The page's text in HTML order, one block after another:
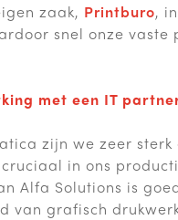
zaak, Printburo,
snel onze vaste
met een IT
zijn we zeer
in ons
Alfa Solutions is
van grafisch